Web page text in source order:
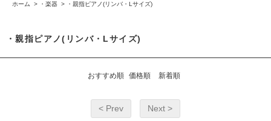
ホーム > ・楽器 > ・親指ピアノ(リンバ・Lサイズ)
・親指ピアノ(リンバ・Lサイズ)
おすすめ順 価格順 新着順
< Prev Next >